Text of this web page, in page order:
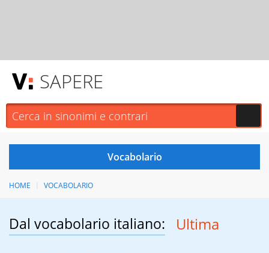
SAPERE
HOME VOCABOLARIO
Dal vocabolario italiano: Ultima